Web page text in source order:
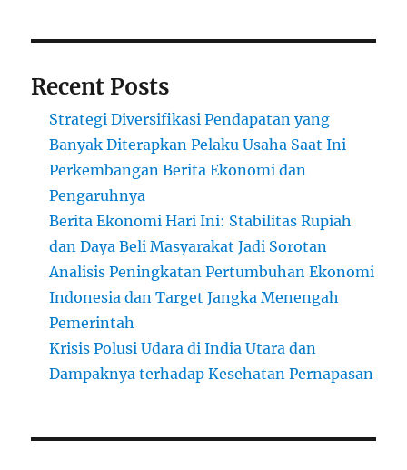
Recent Posts
Strategi Diversifikasi Pendapatan yang
Banyak Diterapkan Pelaku Usaha Saat Ini
Perkembangan Berita Ekonomi dan
Pengaruhnya
Berita Ekonomi Hari Ini: Stabilitas Rupiah
dan Daya Beli Masyarakat Jadi Sorotan
Analisis Peningkatan Pertumbuhan Ekonomi
Indonesia dan Target Jangka Menengah
Pemerintah
Krisis Polusi Udara di India Utara dan
Dampaknya terhadap Kesehatan Pernapasan